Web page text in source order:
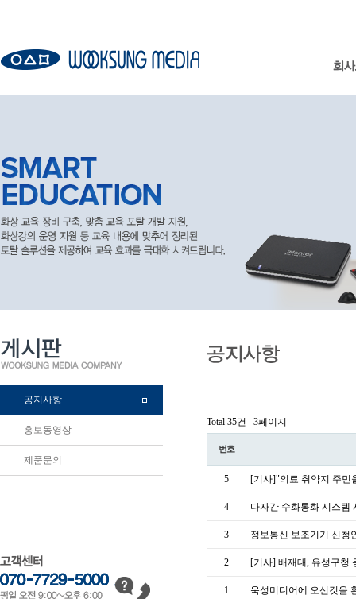
공지사항
홍보동영상
제품문의
Total 35건 3페이지
번호
5 [기사]"의료 취약지 주
4 다자간 수화통화 시스템
3 정보통신 보조기기 신청
2 [기사] 배재대, 유성구청
1 욱성미디어에 오신것을